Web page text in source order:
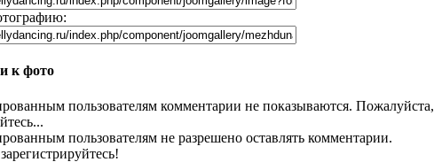
к фото
пользователям комментарии не показываются. Пожалуйста,
пользователям не разрешено оставлять комментарии.